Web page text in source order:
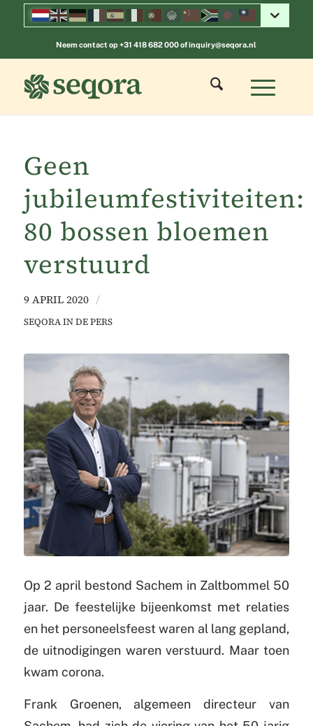
Neem contact op+31 418 682 000ofinquiry@seqora.nl
Geen
jubileumfestiviteiten:
80 bossen bloemen
verstuurd
9 APRIL 2020 /
SEQORA IN DE PERS
Op 2 april bestond Sachem in Zaltbommel 50
jaar. De feestelijke bijeenkomst met relaties
en het personeelsfeest waren al lang gepland,
de uitnodigingen waren verstuurd. Maar toen
kwam corona.
Frank Groenen, algemeen directeur van